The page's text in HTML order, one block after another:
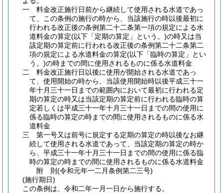
一
料金改正施行日前から継続して使用される水道であっ
て、この条例の施行の時から、当該施行の時以後最初に
行われる改正後の条例第二十二条第一項の規定による水
道料金の算定(以下「定期の算定」という。)の時又は当
該定期の算定前に行われる改正後の条例第二十二条第二
項の規定による水道料金の算定(以下「臨時の算定」とい
う。)の時までの間に使用されるものに係る水道料金
二
料金改正施行日以後に使用が開始される水道であっ
て、使用開始の時から、当該使用開始時以後平成三十一
年十月三十一日までの範囲内において最初に行われる定
期の算定の時又は当該定期の算定前に行われる臨時の算
定若しくは平成三十一年十月三十一日までの間の使用に
係る臨時の算定の時までの間に使用されるものに係る水
道料金
三
第一号又は前号に規定する定期の算定の時以後なお継
続して使用される水道であって、当該定期の算定の時か
ら、平成三十一年十月三十一日までの間の使用に係る臨
時の算定の時までの間に使用されるものに係る水道料金
附 則(令和元年一二月条例第二三号)
(施行期日)
この条例は、令和二年一月一日から施行する。